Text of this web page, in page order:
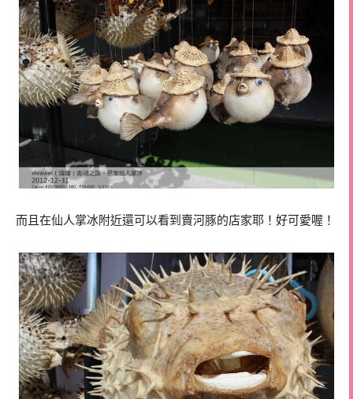
而且在仙人掌冰附近還可以看到賣河豚的店家耶！好可愛喔！